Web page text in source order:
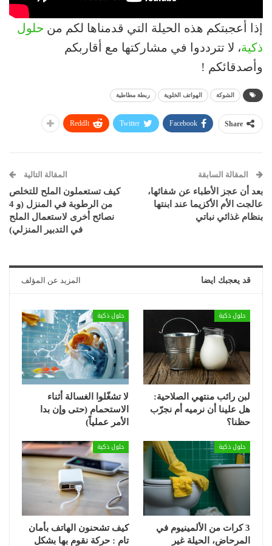
إذا أعجبتكم هذه الحيلة التي قدمناها لكم من حلول
ذكية، لا تترددوا في مشاركتها مع أقاربكم
وأصدقائكم !
الشوكة الهواتف الخلوية ربطة مطاطية
Share
Facebook
Twitter
ReddIt
المقالة السابقة
بعد أن عجز الأطباء عن شفائها،
عالجت الأم الأكزيما عند ابنتها
بنظام غذائي نباتي
المقالة التالية
كيف تستعملون الملح للتخلص
من الرطوبة في المنزل (و 4
نصائح أخرى لاستعمال الملح
في التدبير المنزلي)
قد يعجبك ايضا المزيد عن المؤلف
حلول ذكية
لبن رائب منتهي الصلاحية:
هل علينا أن نرميه أم نجرّب
حظنا؟
حلول ذكية
لا تشغّلوا الغسالة أثناء
الاستحمام (حتى وإن بدا
الأمر عملياً)
حلول ذكية
3 كرات من الألمينيوم في
المرحاض، الحيلة غير
حلول ذكية
كيف تشحنون الهاتف بأمان
تام : حركة نقوم بها بشكل